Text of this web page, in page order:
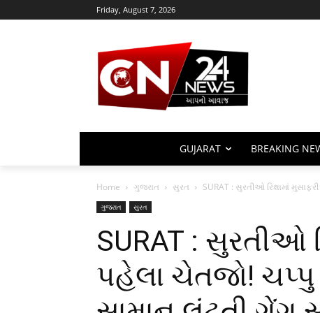
Friday, August 7, 2026
GUJARAT BREAKING
Home ગુજરાત સુરત SURAT : સુરતીઓ રિક્ષામાં
ગુજરાત સુરત
SURAT : સુરતીઓ
પહેલા ચેતજો! ચપ્પુ